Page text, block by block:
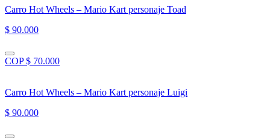
Carro Hot Wheels – Mario Kart personaje Toad
$ 90.000
COP $ 70.000
Carro Hot Wheels – Mario Kart personaje Luigi
$ 90.000